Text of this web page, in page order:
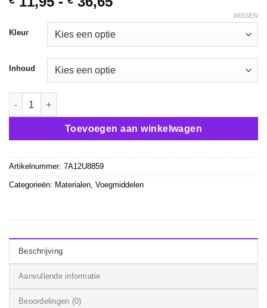
tot
€ 36,65
Kleur
Inhoud
WISSEN
Coba CGM320 Voegmiddel fijn Wandtegels aantal
Toevoegen aan winkelwagen
Artikelnummer: 7A12U8859
Categorieën: Materialen, Voegmiddelen
Beschrijving
Aanvullende informatie
Beoordelingen (0)